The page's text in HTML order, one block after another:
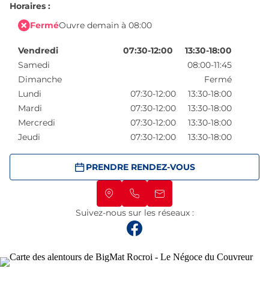
Horaires :
FerméOuvre demain à 08:00
Vendredi 07:30-12:00
13:30-18:00
Samedi
08:00-11:45
Dimanche
Fermé
Lundi
07:30-12:00
13:30-18:00
Mardi
07:30-12:00
13:30-18:00
Mercredi
07:30-12:00
13:30-18:00
Jeudi
07:30-12:00 13:30-18:00
PRENDRE RENDEZ-VOUS
Suivez-nous sur les réseaux :